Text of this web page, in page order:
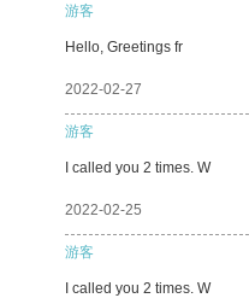
游客
Hello, Greetings fr
2022-02-27
游客
I called you 2 times. W
2022-02-25
游客
I called you 2 times. W